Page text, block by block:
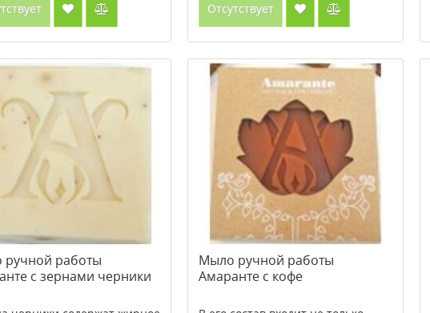
Отсутствует
работы
с зернами черники
Мыло ручной работы
Амаранте с кофе